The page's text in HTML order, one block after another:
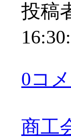
投稿
0コ
商工